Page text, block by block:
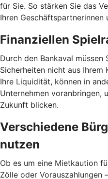
für Sie. So stärken Sie das
Ihren Geschäftspartnerinnen
Finanziellen
Durch den Bankaval
Sicherheiten nicht aus Ihrem
Ihre Liquidität, können in
Unternehmen voranbringen,
Zukunft blicken.
Verschiedene
nutzen
Ob es um eine Mietkaution
Zölle oder Vorauszahlungen